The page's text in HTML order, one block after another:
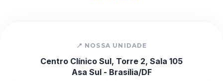
📍 NOSSA UNIDADE
Centro Clínico Sul, Torre 2, Sala 105
Asa Sul - Brasília/DF